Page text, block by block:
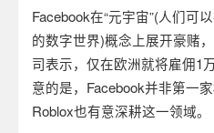
Facebook在“元宇宙”(人们可
的数字世界)概念上展开豪赌
司表示，仅在欧洲就将雇佣1
意的是， Facebook并非第一
Roblox也有意深耕这一领域。